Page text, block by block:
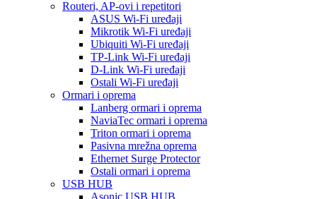
Routeri, AP-ovi i repetitori
ASUS Wi-Fi uređaji
Mikrotik Wi-Fi uređaji
Ubiquiti Wi-Fi uređaji
TP-Link Wi-Fi uređaji
D-Link Wi-Fi uređaji
Ostali Wi-Fi uređaji
Ormari i oprema
Lanberg ormari i oprema
NaviaTec ormari i oprema
Triton ormari i oprema
Pasivna mrežna oprema
Ethernet Surge Protector
Ostali ormari i oprema
USB HUB
Asonic USB HUB